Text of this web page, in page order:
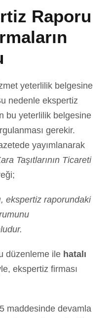
Raporu
yeterlilik belgesine
nedenle ekspertiz
bu yeterlilik belgesine
gerekir.
yayımlanarak
Taşıtlarının Ticareti
ekspertiz raporundaki
düzenleme ile hatalı
ekspertiz firması
maddesinde devamla